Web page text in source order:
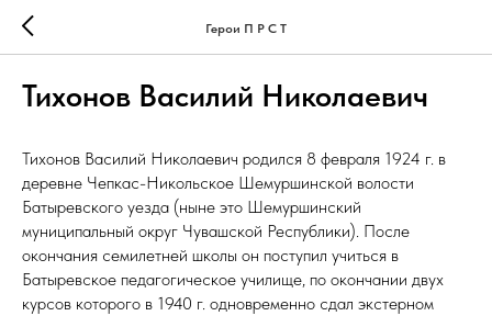
Герои П Р С Т
Тихонов Василий Николаевич
Тихонов Василий Николаевич родился 8 февраля 1924 г. в
деревне Чепкас-Никольское Шемуршинской волости
Батыревского уезда (ныне это Шемуршинский
муниципальный округ Чувашской Республики). После
окончания семилетней школы он поступил учиться в
Батыревское педагогическое училище, по окончании двух
курсов которого в 1940 г. одновременно сдал экстерном